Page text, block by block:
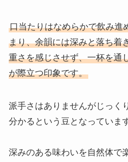
口当たりはなめらかで飲み進
まり、余韻には深みと落ち着
重さを感じさせず、一杯を通
が際立つ印象です。
派手さはありませんがじっく
分かるという豆となっていま
深みのある味わいを自然体で